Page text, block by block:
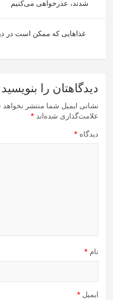
شدند، عذرخواهی می‌کنیم
غذاهایی که ممکن است در
دیدگاهتان را بنویسید
نشانی ایمیل شما منتشر
علامت‌گذاری شده‌اند *
دیدگاه *
نام *
ایمیل *